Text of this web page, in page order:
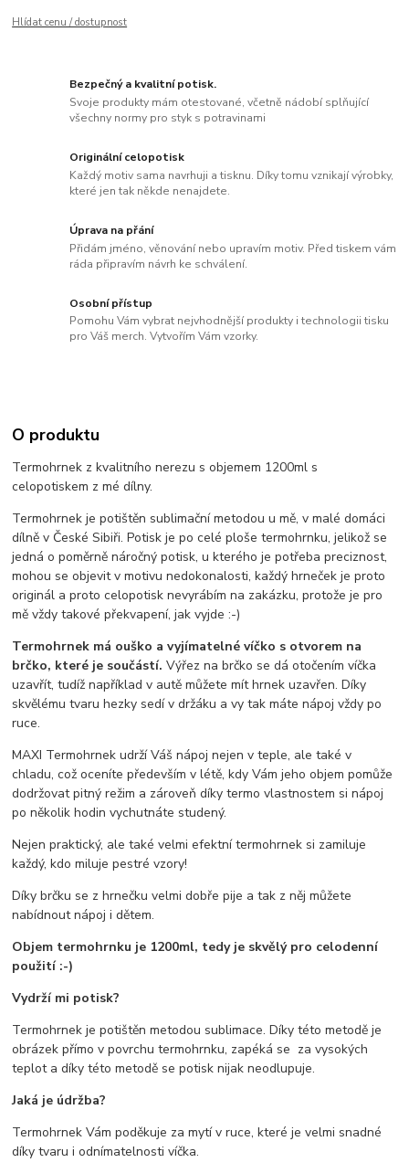
Hlídat cenu / dostupnost
Bezpečný a kvalitní potisk.
Svoje produkty mám otestované, včetně nádobí splňující
všechny normy pro styk s potravinami
Originální celopotisk
Každý motiv sama navrhuji a tisknu. Díky tomu vznikají výrobky,
které jen tak někde nenajdete.
Úprava na přání
Přidám jméno, věnování nebo upravím motiv. Před tiskem vám
ráda připravím návrh ke schválení.
Osobní přístup
Pomohu Vám vybrat nejvhodnější produkty i technologii tisku
pro Váš merch. Vytvořím Vám vzorky.
O produktu
Termohrnek z kvalitního nerezu s objemem 1200ml s
celopotiskem z mé dílny.
Termohrnek je potištěn sublimační metodou u mě, v malé domáci
dílně v České Sibiři. Potisk je po celé ploše termohrnku, jelikož se
jedná o poměrně náročný potisk, u kterého je potřeba preciznost,
mohou se objevit v motivu nedokonalosti, každý hrneček je proto
originál a proto celopotisk nevyrábím na zakázku, protože je pro
mě vždy takové překvapení, jak vyjde :-)
Termohrnek má ouško a vyjímatelné víčko s otvorem na
brčko, které je součástí. Výřez na brčko se dá otočením víčka
uzavřít, tudíž například v autě můžete mít hrnek uzavřen. Díky
skvělému tvaru hezky sedí v držáku a vy tak máte nápoj vždy po
ruce.
MAXI Termohrnek udrží Váš nápoj nejen v teple, ale také v
chladu, což oceníte především v létě, kdy Vám jeho objem pomůže
dodržovat pitný režim a zároveň díky termo vlastnostem si nápoj
po několik hodin vychutnáte studený.
Nejen praktický, ale také velmi efektní termohrnek si zamiluje
každý, kdo miluje pestré vzory!
Díky brčku se z hrnečku velmi dobře pije a tak z něj můžete
nabídnout nápoj i dětem.
Objem termohrnku je 1200ml, tedy je skvělý pro celodenní
použití :-)
Vydrží mi potisk?
Termohrnek je potištěn metodou sublimace. Díky této metodě je
obrázek přímo v povrchu termohrnku, zapéká se za vysokých
teplot a díky této metodě se potisk nijak neodlupuje.
Jaká je údržba?
Termohrnek Vám poděkuje za mytí v ruce, které je velmi snadné
díky tvaru i odnímatelnosti víčka.